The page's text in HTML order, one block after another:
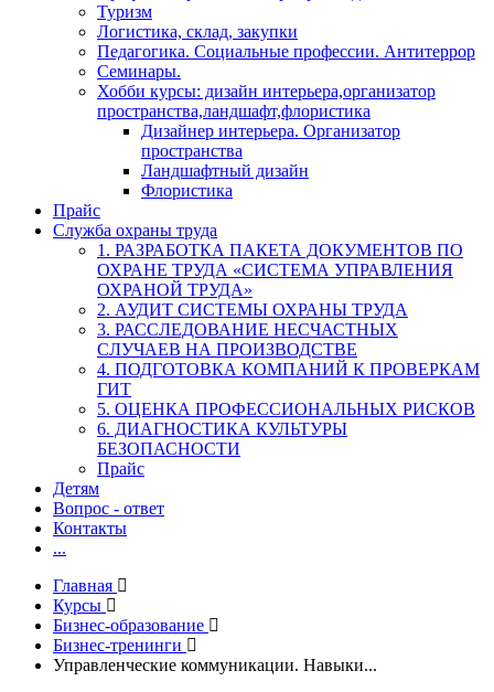
Туризм
Логистика, склад, закупки
Педагогика. Социальные профессии. Антитеррор
Семинары.
Хобби курсы: дизайн интерьера,организатор
пространства,ландшафт,флористика
Дизайнер интерьера. Организатор
пространства
Ландшафтный дизайн
Флористика
Прайс
Служба охраны труда
1. РАЗРАБОТКА ПАКЕТА ДОКУМЕНТОВ ПО
ОХРАНЕ ТРУДА «СИСТЕМА УПРАВЛЕНИЯ
ОХРАНОЙ ТРУДА»
2. АУДИТ СИСТЕМЫ ОХРАНЫ ТРУДА
3. РАССЛЕДОВАНИЕ НЕСЧАСТНЫХ
СЛУЧАЕВ НА ПРОИЗВОДСТВЕ
4. ПОДГОТОВКА КОМПАНИЙ К ПРОВЕРКАМ
ГИТ
5. ОЦЕНКА ПРОФЕССИОНАЛЬНЫХ РИСКОВ
6. ДИАГНОСТИКА КУЛЬТУРЫ
БЕЗОПАСНОСТИ
Прайс
Детям
Вопрос - ответ
Контакты
...
Главная
Курсы
Бизнес-образование
Бизнес-тренинги
Управленческие коммуникации. Навыки...